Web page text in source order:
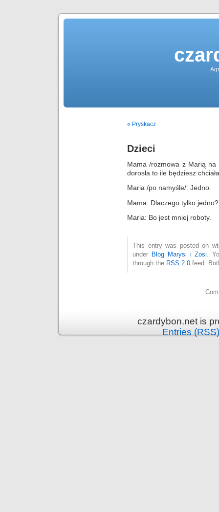
« Pryskacz
Dzieci
Mama /rozmowa z Marią
dorosła to ile będziesz
Maria /po namyśle/: Jedno.
Mama: Dlaczego tylko jedno?
Maria: Bo jest mniej roboty.
This entry was posted on
under Blog Marysi i Zosi.
through the RSS 2.0 feed.
czardybon.net is
Entries (RSS)